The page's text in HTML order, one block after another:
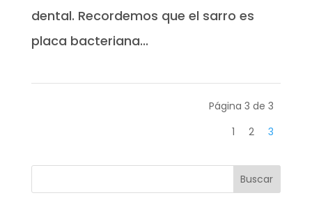
dental. Recordemos que el sarro es
placa bacteriana...
Página 3 de 3
1
2 3